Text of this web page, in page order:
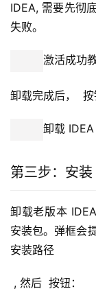
IDEA, 需要先彻
失败。
激活成功
卸载完成后，  按
卸载
第三步：安
卸载老版本
安装包。弹框会
安装路径
, 然后  按钮：